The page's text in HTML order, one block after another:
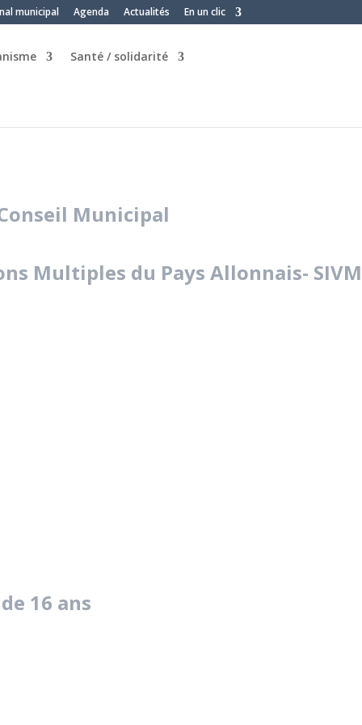
municipal Agenda Actualités En un clic
Santé / solidarité
Municipal
Multiples du Pays Allonnais- SIVM
16 ans